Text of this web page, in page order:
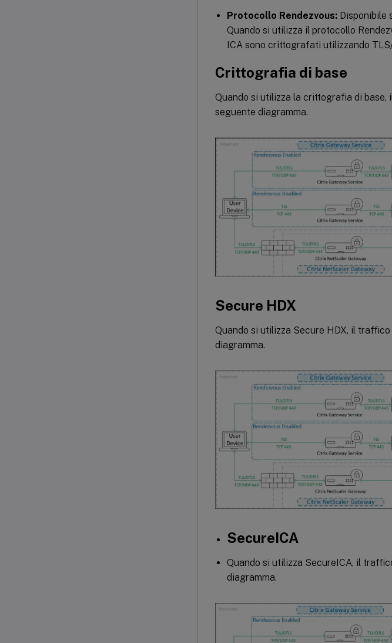
Protocollo Rendezvous: Disponibile
Quando si utilizza il protocollo
ICA sono crittografati utilizzando
Crittografia di base
Quando si utilizza la crittografia di
seguente diagramma.
Secure HDX
Quando si utilizza Secure HDX, il
diagramma.
SecureICA
Quando si utilizza SecureICA, il
diagramma.